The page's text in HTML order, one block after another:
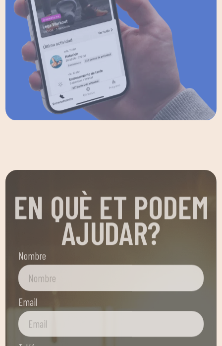
EN QUÈ ET PODEM
AJUDAR?
Email
Teléfono